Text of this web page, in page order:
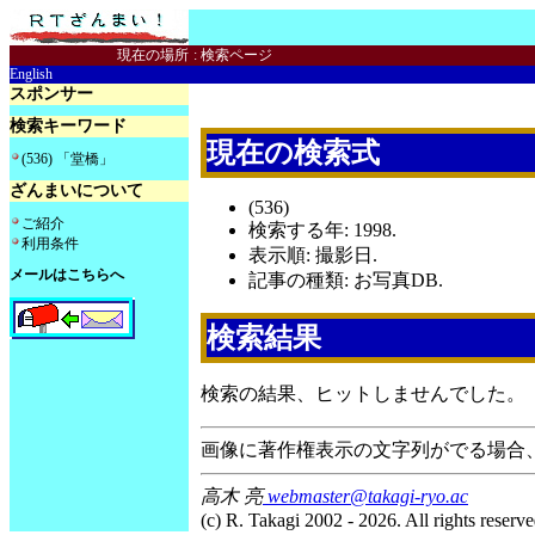
現在の場所 : 検索ページ
English
スポンサー
検索キーワード
(536) 「堂橋」
ざんまいについて
ご紹介
利用条件
メールはこちらへ
現在の検索式
(536)
検索する年: 1998.
表示順: 撮影日.
記事の種類: お写真DB.
検索結果
検索の結果、ヒットしませんでした。
画像に著作権表示の文字列がでる場合
高木 亮webmaster@takagi-ryo.ac
(c) R. Takagi 2002 - 2026. All rights